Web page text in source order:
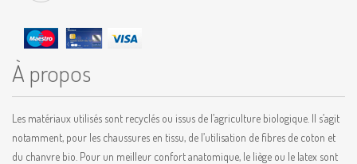
À propos
Les matériaux utilisés sont recyclés ou issus de l’agriculture biologique. Il s’agit
notamment, pour les chaussures en tissu, de l’utilisation de fibres de coton et
du chanvre bio. Pour un meilleur confort anatomique, le liège ou le latex sont